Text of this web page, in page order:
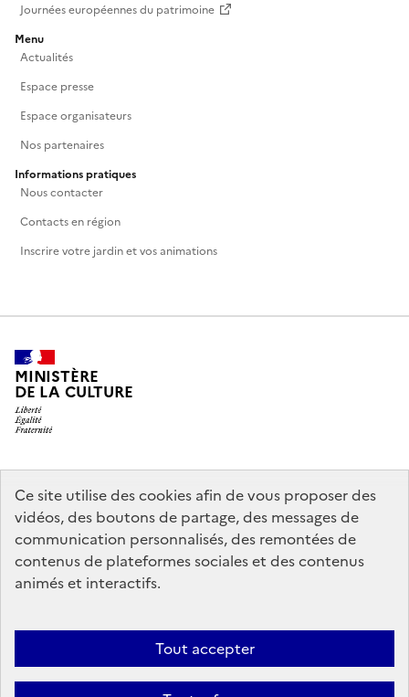
Ce site utilise des cookies afin de vous proposer des
vidéos, des boutons de partage, des messages de
communication personnalisés, des remontées de
contenus de plateformes sociales et des contenus
animés et interactifs.
Tout accepter
Journées européennes du patrimoine
Menu
Actualités
Espace presse
Espace organisateurs
Nos partenaires
Informations pratiques
Nous contacter
Contacts en région
Inscrire votre jardin et vos animations
MINISTÈRE
DE LA CULTURE
legifrance.gouv.fr
info.gouv.fr
service-public.gouv.fr
data.gouv.fr
générale de protection des données
Nous contacter
Nos